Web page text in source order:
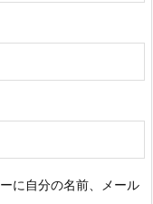
に自分の名前、メール